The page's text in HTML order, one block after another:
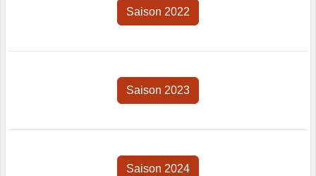
Saison 2022
Saison 2023
Saison 2024